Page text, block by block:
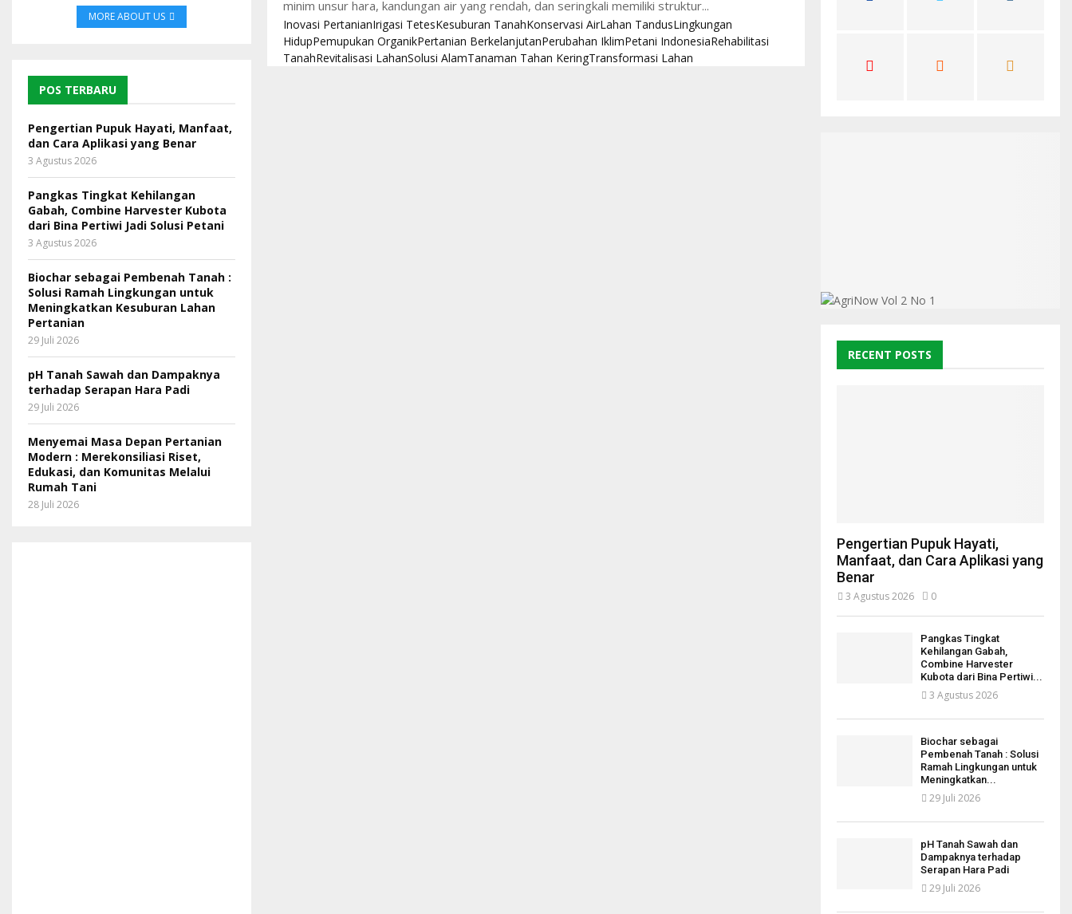
minim unsur hara, kandungan air yang rendah, dan seringkali memiliki struktur...
Inovasi PertanianIrigasi TetesKesuburan TanahKonservasi AirLahan TandusLingkungan
HidupPemupukan OrganikPertanian BerkelanjutanPerubahan IklimPetani IndonesiaRehabilitasi
TanahRevitalisasi LahanSolusi AlamTanaman Tahan KeringTransformasi Lahan
MORE ABOUT US
POS TERBARU
Pengertian Pupuk Hayati, Manfaat,
dan Cara Aplikasi yang Benar
3 Agustus 2026
Pangkas Tingkat Kehilangan
Gabah, Combine Harvester Kubota
dari Bina Pertiwi Jadi Solusi Petani
3 Agustus 2026
Biochar sebagai Pembenah Tanah :
Solusi Ramah Lingkungan untuk
Meningkatkan Kesuburan Lahan
Pertanian
29 Juli 2026
pH Tanah Sawah dan Dampaknya
terhadap Serapan Hara Padi
29 Juli 2026
Menyemai Masa Depan Pertanian
Modern : Merekonsiliasi Riset,
Edukasi, dan Komunitas Melalui
Rumah Tani
28 Juli 2026
RECENT POSTS
Pengertian Pupuk Hayati,
Manfaat, dan Cara Aplikasi yang
Benar
3 Agustus 2026 0
Pangkas Tingkat
Kehilangan Gabah,
Combine Harvester
Kubota dari Bina Pertiwi...
3 Agustus 2026
Biochar sebagai
Pembenah Tanah : Solusi
Ramah Lingkungan untuk
Meningkatkan...
29 Juli 2026
pH Tanah Sawah dan
Dampaknya terhadap
Serapan Hara Padi
29 Juli 2026